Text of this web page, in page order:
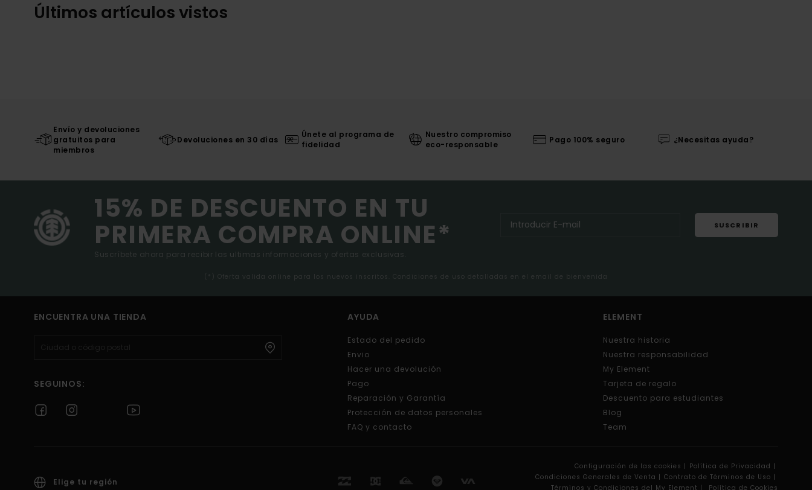
Últimos artículos vistos
Envío y devoluciones
gratuitos para
miembros
Devoluciones en 30 días
Únete al programa de
fidelidad
Nuestro compromiso
eco-responsable
Pago 100% seguro ¿Necesitas ayuda?
15% DE DESCUENTO EN TU
PRIMERA COMPRA ONLINE*
Suscríbete ahora para recibir las ultimas informaciones y ofertas exclusivas.
SUSCRIBIR
(*) Oferta valida online para los nuevos inscritos. Condiciones de uso detalladas en el email de bienvenida
ENCUENTRA UNA TIENDA
SEGUINOS:
AYUDA
Estado del pedido
Envio
Hacer una devolución
Pago
Reparación y Garantía
Protección de datos personales
FAQ y contacto
ELEMENT
Nuestra historia
Nuestra responsabilidad
My Element
Tarjeta de regalo
Descuento para estudiantes
Blog
Team
Elige tu región
Configuración de las cookies | Política de Privacidad |
Condiciones Generales de Venta | Contrato de Términos de Uso |
Términos y Condiciones del My Element |
Política de Cookies